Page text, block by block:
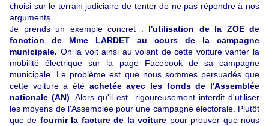
choisi sur le terrain judiciaire de tenter de ne pas répondre à nos
arguments.
Je prends un exemple concret : l'utilisation de la ZOE de
fonction de Mme LARDET au cours de la campagne
municipale. On la voit ainsi au volant de cette voiture vanter la
mobilité électrique sur la page Facebook de sa campagne
municipale. Le problème est que nous sommes persuadés que
cette voiture a été achetée avec les fonds de l'Assemblée
nationale (AN) . Alors qu'il est rigoureusement interdit d'utiliser
les moyens de l'Assemblée pour une campagne électorale. Plutôt
que de fournir la facture de la voiture pour prouver que nous